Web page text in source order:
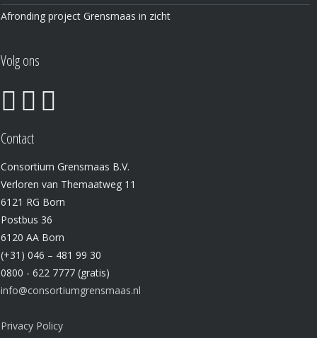
Afronding project Grensmaas in zicht
Volg ons
Contact
Consortium Grensmaas B.V.
Verloren van Themaatweg 11
6121 RG Born
Postbus 36
6120 AA Born
(+31) 046 – 481 99 30
0800 - 622 7777 (gratis)
info@consortiumgrensmaas.nl
Privacy Policy